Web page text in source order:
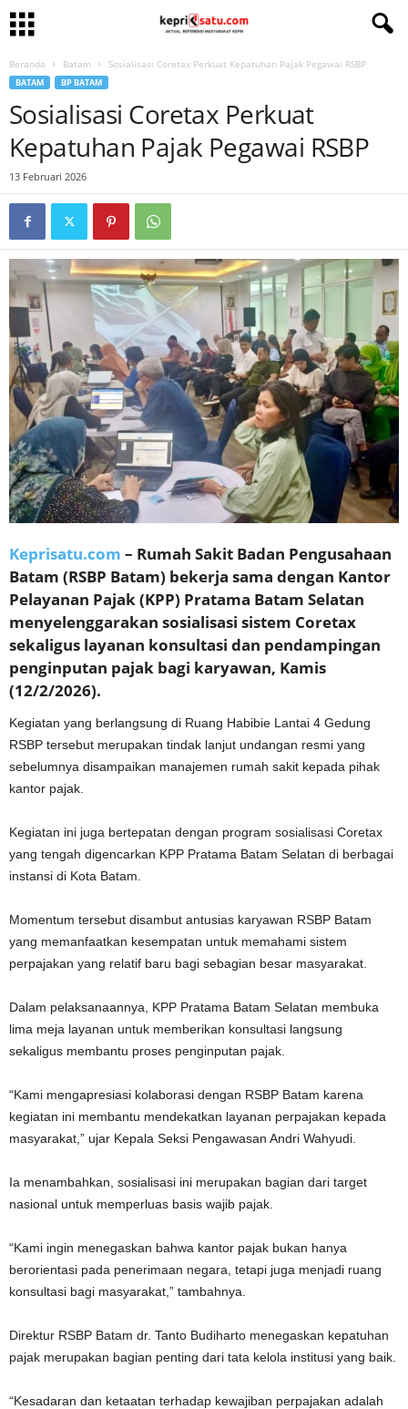
Beranda Batam Sosialisasi Coretax Perkuat Kepatuhan Pajak Pegawai RSBP
BATAM BP BATAM
Sosialisasi Coretax Perkuat
Kepatuhan Pajak Pegawai RSBP
13 Februari 2026
Keprisatu.com – Rumah Sakit Badan Pengusahaan
Batam (RSBP Batam) bekerja sama dengan Kantor
Pelayanan Pajak (KPP) Pratama Batam Selatan
menyelenggarakan sosialisasi sistem Coretax
sekaligus layanan konsultasi dan pendampingan
penginputan pajak bagi karyawan, Kamis
(12/2/2026).
Kegiatan yang berlangsung di Ruang Habibie Lantai 4 Gedung
RSBP tersebut merupakan tindak lanjut undangan resmi yang
sebelumnya disampaikan manajemen rumah sakit kepada pihak
kantor pajak.
Kegiatan ini juga bertepatan dengan program sosialisasi Coretax
yang tengah digencarkan KPP Pratama Batam Selatan di berbagai
instansi di Kota Batam.
Momentum tersebut disambut antusias karyawan RSBP Batam
yang memanfaatkan kesempatan untuk memahami sistem
perpajakan yang relatif baru bagi sebagian besar masyarakat.
Dalam pelaksanaannya, KPP Pratama Batam Selatan membuka
lima meja layanan untuk memberikan konsultasi langsung
sekaligus membantu proses penginputan pajak.
“Kami mengapresiasi kolaborasi dengan RSBP Batam karena
kegiatan ini membantu mendekatkan layanan perpajakan kepada
masyarakat,” ujar Kepala Seksi Pengawasan Andri Wahyudi.
Ia menambahkan, sosialisasi ini merupakan bagian dari target
nasional untuk memperluas basis wajib pajak.
“Kami ingin menegaskan bahwa kantor pajak bukan hanya
berorientasi pada penerimaan negara, tetapi juga menjadi ruang
konsultasi bagi masyarakat,” tambahnya.
Direktur RSBP Batam dr. Tanto Budiharto menegaskan kepatuhan
pajak merupakan bagian penting dari tata kelola institusi yang baik.
“Kesadaran dan ketaatan terhadap kewajiban perpajakan adalah